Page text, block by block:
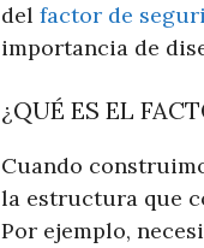
del factor de
importancia de
¿QUÉ ES EL
Cuando
la estructura que
Por ejemplo,